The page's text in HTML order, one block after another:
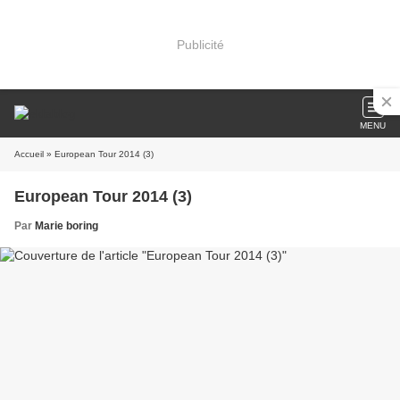
Publicité
MENU
Accueil » European Tour 2014 (3)
European Tour 2014 (3)
Par Marie boring